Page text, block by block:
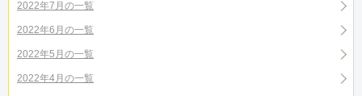
2022年7月の一覧
2022年6月の一覧
2022年5月の一覧
2022年4月の一覧